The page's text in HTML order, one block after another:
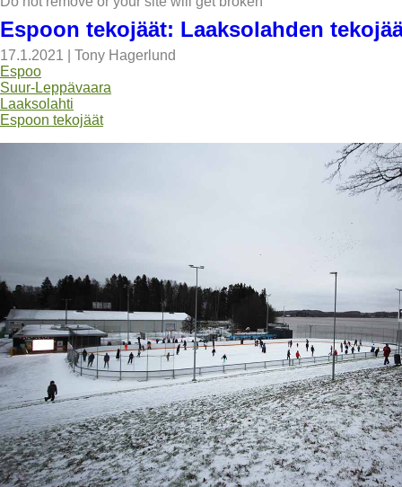
Espoon tekojäät: Laaksolahden
17.1.2021
Tony Hagerlund
Espoo
Suur-Leppävaara
Laaksolahti
Espoon tekojäät